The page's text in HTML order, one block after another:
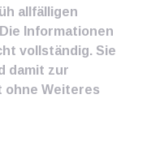
allfälligen
Informationen
vollständig. Sie
damit zur
ohne Weiteres